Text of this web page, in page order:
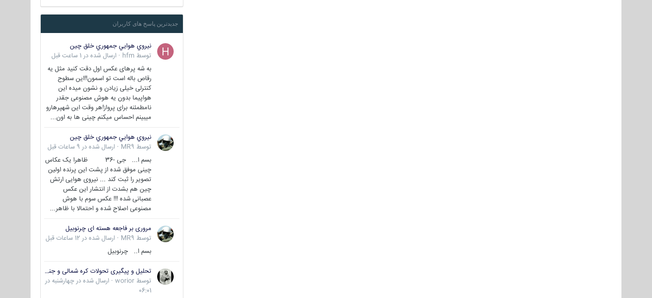
جدیدترین پاسخ های کاربران
نيروي هوايي جمهوري خلق چين
توسط hfm
· ارسال شده در 1 ساعت قبل
به شه پرهای عکس اول دقت کنید مثل یه
رقاص باله است تو اسمون!!این سطوح
کنترلی خیلی زیادن و نشون میده این
هواپیما بدون یه هوش مصنوعی جقدر
نامطمئنه برای پرواز!هر وقت این شهپرهارو
میبینم احساس میکنم چینی ها به اون...
نيروي هوايي جمهوري خلق چين
توسط MR9
· ارسال شده در 9 ساعات قبل
بسم ا... جی -36 ظاهرا یک عکاس
چینی موفق شده از پشت این پرنده اولین
تصویر را ثبت کند ... نیروی هوایی ارتش
چین هم بشدت از انتشار این عکس
عصبانی شده !!! عکس سوم با هوش
مصنوعی اصلاح شده و احتمالا با ظاهر...
مروری بر فاجعه هسته ای چرنوبیل
توسط MR9
· ارسال شده در 12 ساعات قبل
بسم ا.. چرنوبیل
تحلیل و پیگیری تحولات کره شمالی و جنوبی
توسط worior
· ارسال شده در چهارشنبه در
06:01